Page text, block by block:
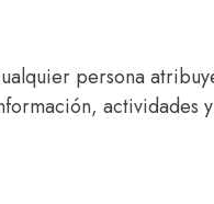
persona